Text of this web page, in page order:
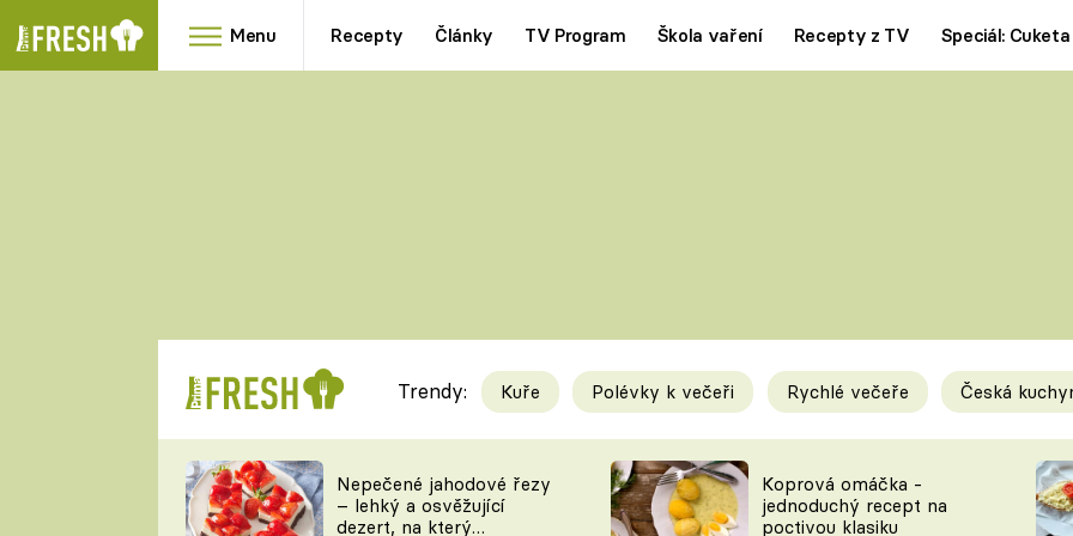
Menu Recepty Články TV Program Škola vaření Recepty z TV Speciál: Cuketa
RYCHLOVKY
Videorecepty
TEĎ VAŘÍ ŠÉF!
Tipy a triky
KAM ZA JÍDLEM
Trendy: Kuře Polévky k večeři Rychlé večeře Česká
Nepečené jahodové řezy
– lehký a osvěžující
dezert, na který
Koprová omáčka -
jednoduchý recept na
poctivou klasiku